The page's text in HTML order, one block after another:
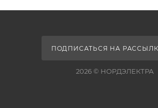
ПОДПИСАТЬСЯ НА
2026 © НОРДЭЛЕКТРА